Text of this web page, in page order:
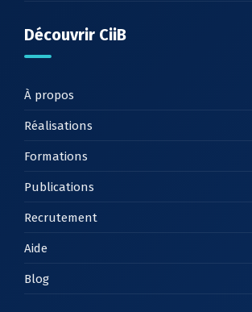
Découvrir CiiB
À propos
Réalisations
Formations
Publications
Recrutement
Aide
Blog